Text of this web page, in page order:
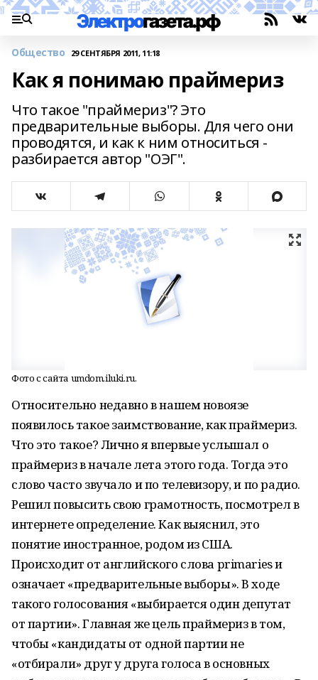
Общество 29 СЕНТЯБРЯ 2011, 11:18
Как я понимаю праймериз
Что такое "праймериз"? Это
предварительные выборы. Для чего они
проводятся, и как к ним относиться -
разбирается автор "ОЭГ".
Фото с сайта umdom.iluki.ru.
Относительно недавно в нашем новоязе
появилось такое заимствование, как праймериз.
Что это такое? Лично я впервые услышал о
праймериз в начале лета этого года. Тогда это
слово часто звучало и по телевизору, и по радио.
Решил повысить свою грамотность, посмотрел в
интернете определение. Как выяснил, это
понятие иностранное, родом из США.
Происходит от английского слова primaries и
означает «предварительные выборы». В ходе
такого голосования «выбирается один депутат
от партии». Главная же цель праймериз в том,
чтобы «кандидаты от одной партии не
«отбирали» друг у друга голоса в основных